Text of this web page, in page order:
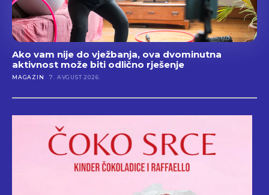
Ako vam nije do vježbanja, ova dvominutna
aktivnost može biti odlično rješenje
MAGAZIN 7. AVGUST 2026.